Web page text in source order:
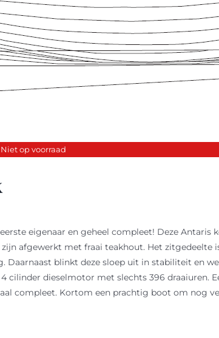
Niet op voorraad
eigenaar en geheel compleet! Deze
afgewerkt met fraai teakhout. Het zitgedeelte
Daarnaast blinkt deze sloep uit in stabiliteit en
cilinder dieselmotor met slechts 396 draaiuren.
compleet. Kortom een prachtig boot om nog